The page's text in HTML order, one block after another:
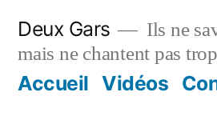
contenu
Deux Gars
Ils ne
mais ne chantent pas
Accueil Vidéos